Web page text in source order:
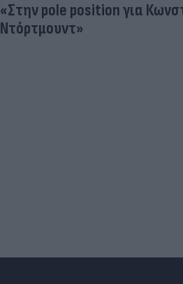
«Στην pole position για
Ντόρτμουντ»